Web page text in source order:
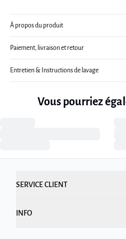
À propos du produit
Paiement, livraison et retour
Entretien & Instructions de lavage
Vous pourriez
SERVICE CLIENT
INFO